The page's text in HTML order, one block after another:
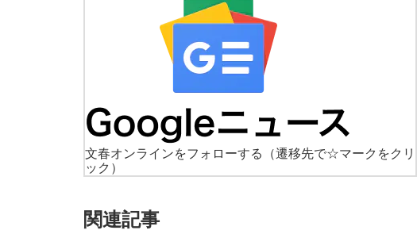
文春オンラインをフォローする
（遷移先で☆マークをクリ
ック）
関連記事